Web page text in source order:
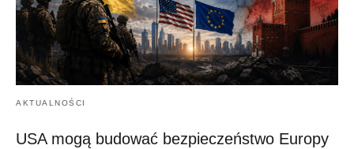
AKTUALNOŚCI
USA mogą budować bezpieczeństwo Europy